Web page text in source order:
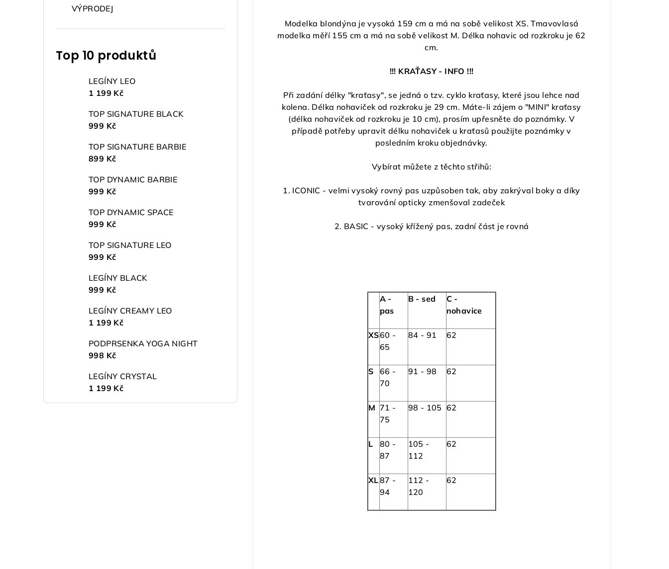
VÝPRODEJ
Top 10 produktů
LEGÍNY LEO
1 199 Kč
TOP SIGNATURE BLACK
999 Kč
TOP SIGNATURE BARBIE
899 Kč
TOP DYNAMIC BARBIE
999 Kč
TOP DYNAMIC SPACE
999 Kč
TOP SIGNATURE LEO
999 Kč
LEGÍNY BLACK
999 Kč
LEGÍNY CREAMY LEO
1 199 Kč
PODPRSENKA YOGA NIGHT
998 Kč
LEGÍNY CRYSTAL
1 199 Kč
Modelka blondýna je vysoká 159 cm a má na sobě velikost XS. Tmavovlasá
modelka měří 155 cm a má na sobě velikost M. Délka nohavic od rozkroku je 62
cm.
!!! KRAŤASY - INFO !!!
Při zadání délky "kraťasy", se jedná o tzv. cyklo kraťasy, které jsou lehce nad
kolena. Délka nohaviček od rozkroku je 29 cm. Máte-li zájem o "MINI" kraťasy
(délka nohaviček od rozkroku je 10 cm), prosím upřesněte do poznámky. V
případě potřeby upravit délku nohaviček u kraťasů použijte poznámky v
posledním kroku objednávky.
Vybírat můžete z těchto střihů:
1. ICONIC - velmi vysoký rovný pas uzpůsoben tak, aby zakrýval boky a díky
tvarování opticky zmenšoval zadeček
2. BASIC - vysoký křížený pas, zadní část je rovná
A -
pas
B - sed
C -
nohavice
XS60 -
65
84 - 91 62
S
66 -
70
91 - 98 62
M 71 -
75
98 - 105 62
L
80 -
87
105 -
112
62
XL87 -
94
112 -
120
62